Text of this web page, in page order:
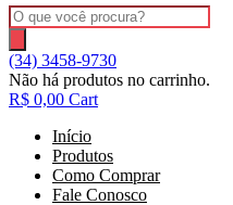
Pesquisar
produtos
(34) 3458-9730
Não há produtos no carrinho.
R$ 0,00 Cart
Início
Produtos
Como Comprar
Fale Conosco